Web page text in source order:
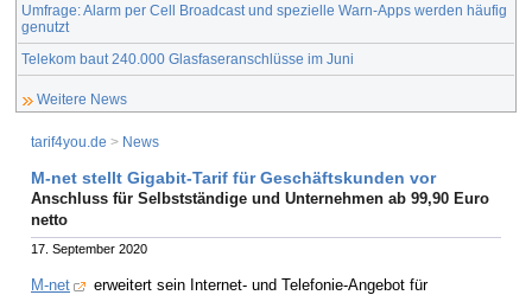
Umfrage: Alarm per Cell Broadcast und spezielle Warn-Apps werden häufig
genutzt
Telekom baut 240.000 Glasfaseranschlüsse im Juni
Weitere News
tarif4you.de > News
M-net stellt Gigabit-Tarif für Geschäftskunden vor
Anschluss für Selbstständige und Unternehmen ab 99,90 Euro
netto
17. September 2020
M-net
erweitert sein Internet- und Telefonie-Angebot für